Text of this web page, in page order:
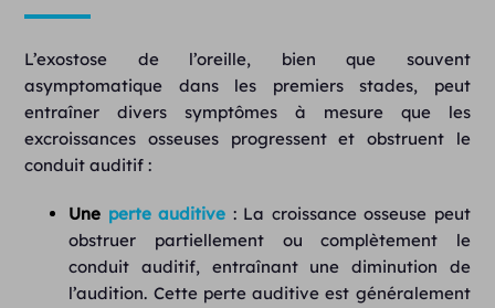
L’exostose de l’oreille, bien que souvent
asymptomatique dans les premiers stades, peut
entraîner divers symptômes à mesure que les
excroissances osseuses progressent et obstruent le
conduit auditif :
Une perte auditive : La croissance osseuse peut
obstruer partiellement ou complètement le
conduit auditif, entraînant une diminution de
l’audition. Cette perte auditive est généralement